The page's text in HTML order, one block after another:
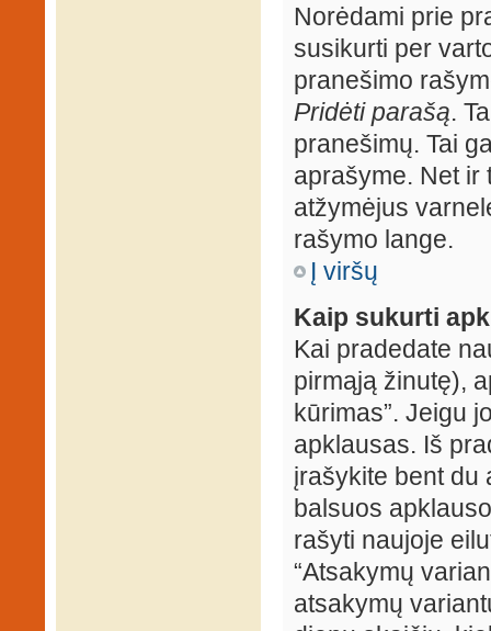
Norėdami prie
susikurti per
pranešimo
Pridėti parašą.
pranešimų. Tai
aprašyme. Net ir
atžymėjus
rašymo lange.
Į viršų
Kaip sukurti
Kai pradedate
pirmąją žinutę),
kūrimas”. Jeigu
apklausas. Iš
įrašykite bent du
balsuos
rašyti naujoje
“Atsakymų
atsakymų